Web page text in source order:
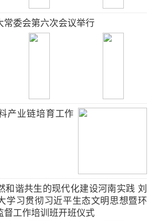
常委会第六次会议举行
产业链培育工作
和谐共生的现代化建设河南实践 刘
学习贯彻习近平生态文明思想暨环
督工作培训班开班仪式